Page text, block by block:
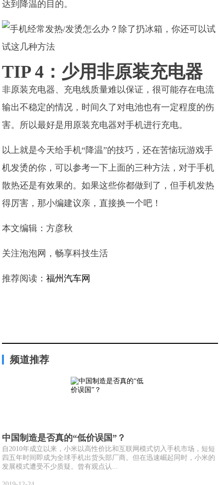
达到降温的目的。
TIP 4：少用非原装充电器
非原装充电器、充电线质量难以保证，很可能存在电流
输出不稳定的情况，时间久了对电池也有一定程度的伤
害。所以最好是用原装充电器对手机进行充电。
以上就是今天给手机“降温”的技巧，还在苦恼玩游戏手
机发烫的你，可以参考一下上面的三种方法，对于手机
散热还是有效果的。如果这些你都做到了，但手机发热
得厉害，那小编建议亲，直接换一个吧！
本文编辑：方彦秋
关注泡泡网，畅享科技生活
推荐阅读：福州汽车网
频道推荐
中国制造是否真的“低价误国”？
自2010年成立以来，小米以高性价比和互联网模式切入手机市场，短短
四五年时间即成为全球手机出货头部厂商。但在迅速崛起同时，小米的
发展模式遭受不少质疑。曾有观点认...